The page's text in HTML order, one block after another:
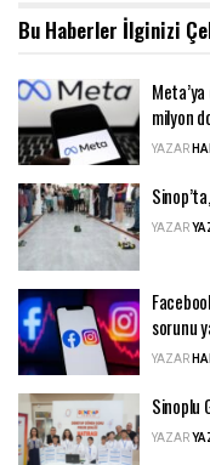
Bu Haberler İlginizi
milyon
YAZAR
YAZAR
sorunu
YAZAR
Sinoplu
YAZAR